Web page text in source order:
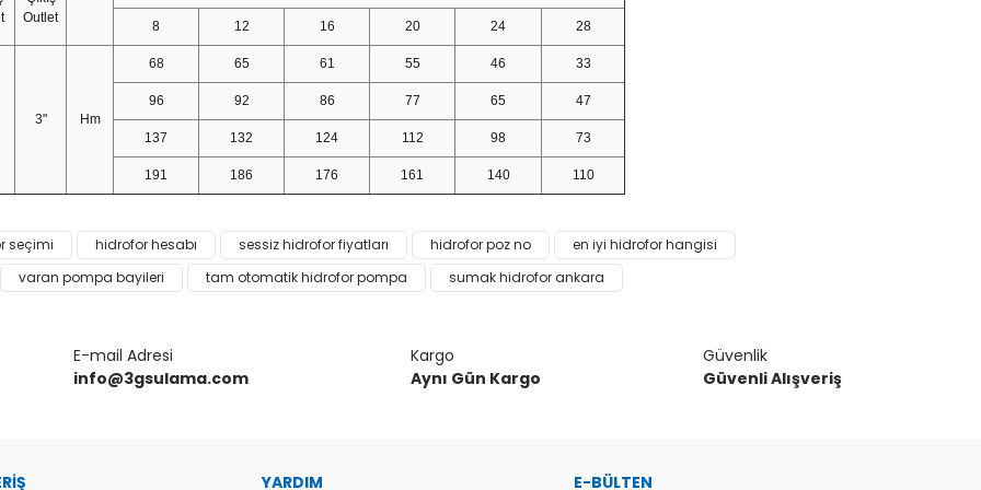
Outlet
8 12 16 20 24 28
3" Hm
68 65 61 55 46 33
96 92 86 77 65 47
137 132 124 112 98 73
191 186 176 161 140 110
Bu ürüne ilk yorumu siz yapın!
ve diğer konularda yetersiz gördüğünüz noktaları öneri formunu kullanarak tarafımıza iletebilirsiniz.
seçimi hidrofor hesabı sessiz hidrofor fiyatları hidrofor poz no
en iyi hidrofor hangisi
varan pompa bayileri tam otomatik hidrofor pompa sumak hidrofor ankara
E-mail Adresi
info@3gsulama.com
Kargo
Aynı Gün Kargo
Güvenlik
Güvenli Alışveriş
YARDIM E-BÜLTEN